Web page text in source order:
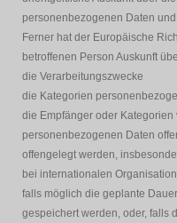
personenbezogenen Daten
Ferner hat der Europäische
betroffenen Person Auskunft
die Verarbeitungszwecke
die Kategorien
die Empfänger oder
personenbezogenen Daten
offengelegt werden,
bei internationalen
falls möglich die geplante
gespeichert werden, oder, falls